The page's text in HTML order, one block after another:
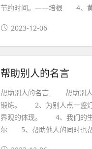
节约时间。——培根 4、黄
2023-12-06
帮助别人的名言
帮助别人的名言_ 帮助别
锻炼。 2、为别人点一盏
界观的体现。 4、我们的生
尔 5、帮助他人的同时也